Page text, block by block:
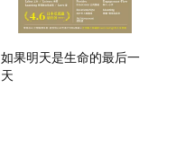
如果明天是生命的最后一
天